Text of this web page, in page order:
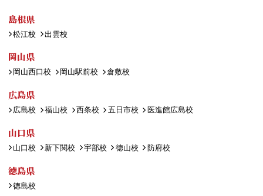
島根県
松江校 出雲校
岡山県
岡山西口校 岡山駅前校 倉敷校
広島県
広島校 福山校 西条校 五日市校 医進館広島校
山口県
山口校 新下関校 宇部校 徳山校 防府校
徳島県
徳島校